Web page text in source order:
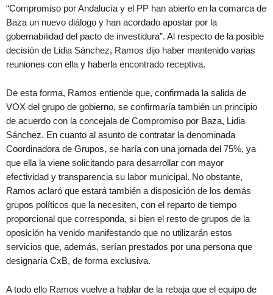
“Compromiso por Andalucía y el PP han abierto en la comarca de
Baza un nuevo diálogo y han acordado apostar por la
gobernabilidad del pacto de investidura”. Al respecto de la posible
decisión de Lidia Sánchez, Ramos dijo haber mantenido varias
reuniones con ella y haberla encontrado receptiva.
De esta forma, Ramos entiende que, confirmada la salida de
VOX del grupo de gobierno, se confirmaría también un principio
de acuerdo con la concejala de Compromiso por Baza, Lidia
Sánchez. En cuanto al asunto de contratar la denominada
Coordinadora de Grupos, se haría con una jornada del 75%, ya
que ella la viene solicitando para desarrollar con mayor
efectividad y transparencia su labor municipal. No obstante,
Ramos aclaró que estará también a disposición de los demás
grupos políticos que la necesiten, con el reparto de tiempo
proporcional que corresponda, si bien el resto de grupos de la
oposición ha venido manifestando que no utilizarán estos
servicios que, además, serían prestados por una persona que
designaría CxB, de forma exclusiva.
A todo ello Ramos vuelve a hablar de la rebaja que el equipo de